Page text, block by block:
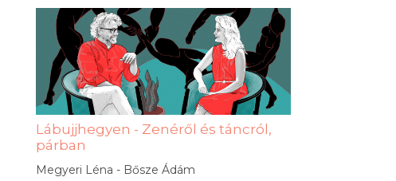
Lábujjhegyen - Zenéről és táncról,
párban
Megyeri Léna - Bősze Ádám